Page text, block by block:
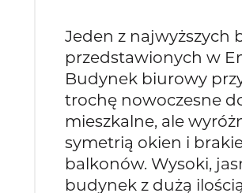
Jeden z najwyższych
przedstawionych w
Budynek biurowy
trochę nowoczesne
mieszkalne, ale
symetrią okien i
balkonów. Wysoki,
budynek z dużą